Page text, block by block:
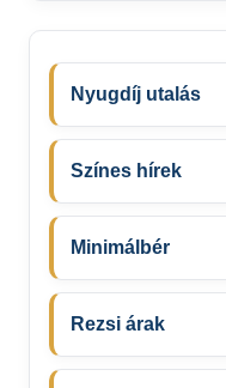
Nyugdíj utalás
Színes hírek
Minimálbér
Rezsi árak